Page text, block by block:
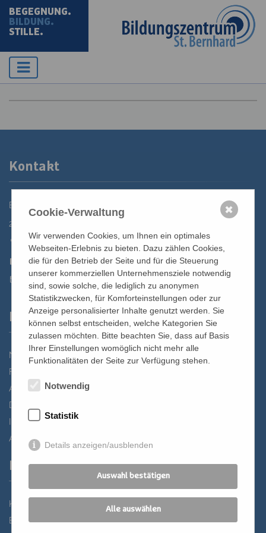
BEGEGNUNG.
BILDUNG.
STILLE.
Kontakt
Bildungszentrum St. Bernhard der Erzdiözese Wien
2700 Wiener Neustadt, Domplatz 1
02622 29131-5040
st.bernhard@edw.or.at
Links
Newsletter
Förderverein
Anreise
Datenschutz
Impressum
AGB
Partner
Katholisches Bildungswerk Wien
Bildung Regional
Cookie-Verwaltung
Wir verwenden Cookies, um Ihnen ein optimales
Webseiten-Erlebnis zu bieten. Dazu zählen Cookies,
die für den Betrieb der Seite und für die Steuerung
unserer kommerziellen Unternehmensziele notwendig
sind, sowie solche, die lediglich zu anonymen
Statistikzwecken, für Komforteinstellungen oder zur
Anzeige personalisierter Inhalte genutzt werden. Sie
können selbst entscheiden, welche Kategorien Sie
zulassen möchten. Bitte beachten Sie, dass auf Basis
Ihrer Einstellungen womöglich nicht mehr alle
Funktionalitäten der Seite zur Verfügung stehen.
Notwendig
Statistik
Details anzeigen/ausblenden
Auswahl bestätigen
Alle auswählen
✖